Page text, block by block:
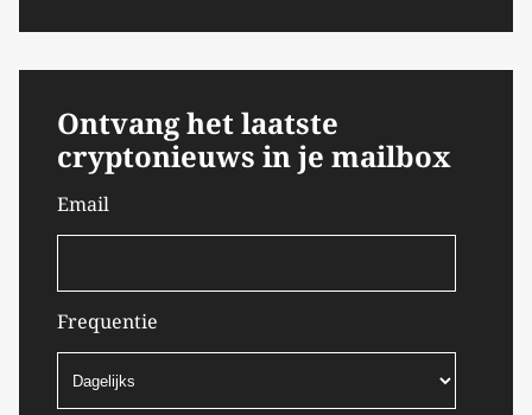
Ontvang het laatste
cryptonieuws in je mailbox
Email
Frequentie